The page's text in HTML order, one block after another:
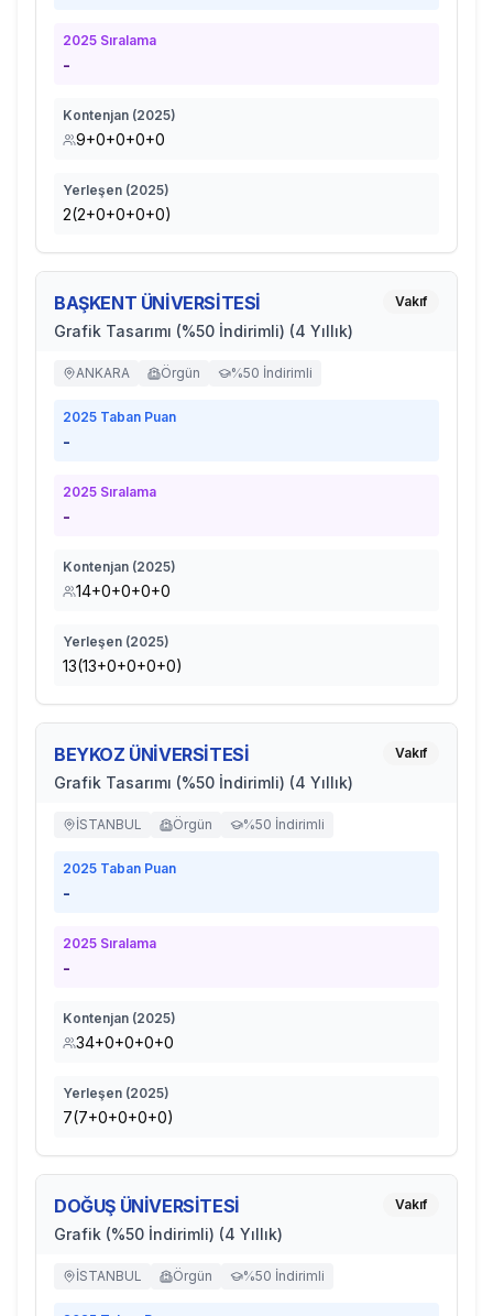
2025 Sıralama
-
Kontenjan (2025)
9+0+0+0+0
Yerleşen (2025)
2(2+0+0+0+0)
BAŞKENT ÜNİVERSİTESİ
Grafik Tasarımı (%50 İndirimli) (4 Yıllık)
Vakıf
ANKARA Örgün %50 İndirimli
2025 Taban Puan
-
2025 Sıralama
-
Kontenjan (2025)
14+0+0+0+0
Yerleşen (2025)
13(13+0+0+0+0)
BEYKOZ ÜNİVERSİTESİ
Grafik Tasarımı (%50 İndirimli) (4 Yıllık)
Vakıf
İSTANBUL Örgün %50 İndirimli
2025 Taban Puan
-
2025 Sıralama
-
Kontenjan (2025)
34+0+0+0+0
Yerleşen (2025)
7(7+0+0+0+0)
DOĞUŞ ÜNİVERSİTESİ
Grafik (%50 İndirimli) (4 Yıllık)
Vakıf
İSTANBUL Örgün %50 İndirimli